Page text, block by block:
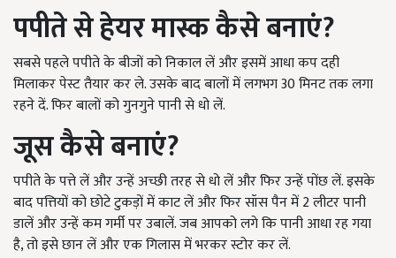
पपीते से हेयर मास्क कैसे बनाएं?
सबसे पहले पपीते के बीजों को निकाल लें और इसमें आधा कप दही
मिलाकर पेस्ट तैयार कर ले. उसके बाद बालों में लगभग 30 मिनट तक लगा
रहने दें. फिर बालों को गुनगुने पानी से धो लें.
जूस कैसे बनाएं?
पपीते के पत्ते लें और उन्हें अच्छी तरह से धो लें और फिर उन्हें पोंछ लें. इसके
बाद पत्तियों को छोटे टुकड़ों में काट लें और फिर सॉस पैन में 2 लीटर पानी
डालें और उन्हें कम गर्मी पर उबालें. जब आपको लगे कि पानी आधा रह गया
है, तो इसे छान लें और एक गिलास में भरकर स्टोर कर लें.